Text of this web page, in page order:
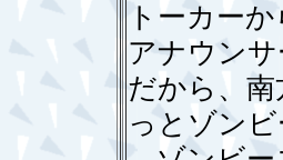
トーカー
アナウン
だから、
っとゾン